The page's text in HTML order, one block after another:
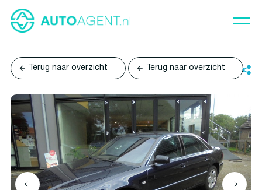
Terug naar overzicht Terug naar overzicht